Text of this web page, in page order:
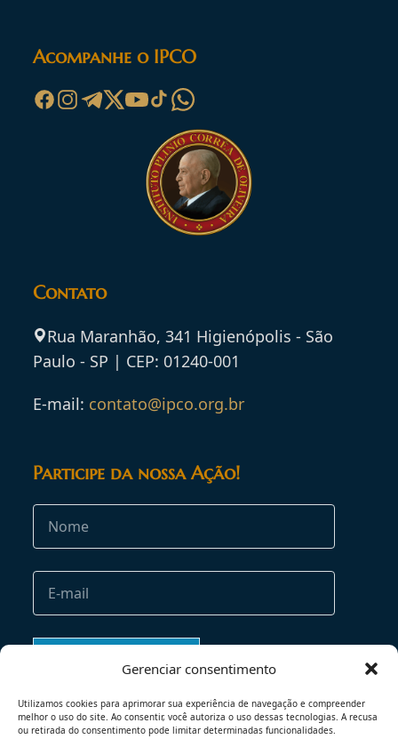
Gerenciar consentimento
Utilizamos cookies para aprimorar sua experiência de navegação e compreender
melhor o uso do site. Ao consentir, você autoriza o uso dessas tecnologias. A recusa
ou retirada do consentimento pode limitar determinadas funcionalidades.
Acompanhe o IPCO
Contato
Rua Maranhão, 341 Higienópolis - São
Paulo - SP | CEP: 01240-001
E-mail: contato@ipco.org.br
Participe da nossa Ação!